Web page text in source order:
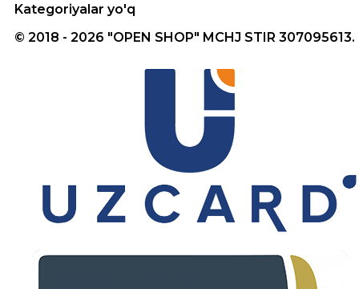
Kategoriyalar yo'q
© 2018 - 2026 "OPEN SHOP" MCHJ STIR 307095613.